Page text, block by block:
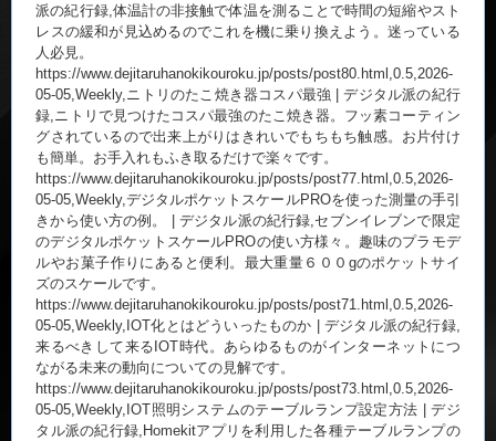
派の紀行録,体温計の非接触で体温を測ることで時間の短縮やスト
レスの緩和が見込めるのでこれを機に乗り換えよう。迷っている
人必見。
https://www.dejitaruhanokikouroku.jp/posts/post80.html,0.5,2026-
05-05,Weekly,ニトリのたこ焼き器コスパ最強 | デジタル派の紀行
録,ニトリで見つけたコスパ最強のたこ焼き器。フッ素コーティン
グされているので出来上がりはきれいでもちもち触感。お片付け
も簡単。お手入れもふき取るだけで楽々です。
https://www.dejitaruhanokikouroku.jp/posts/post77.html,0.5,2026-
05-05,Weekly,デジタルポケットスケールPROを使った測量の手引
きから使い方の例。 | デジタル派の紀行録,セブンイレブンで限定
のデジタルポケットスケールPROの使い方様々。趣味のプラモデ
ルやお菓子作りにあると便利。最大重量６００gのポケットサイ
ズのスケールです。
https://www.dejitaruhanokikouroku.jp/posts/post71.html,0.5,2026-
05-05,Weekly,IOT化とはどういったものか | デジタル派の紀行録,
来るべきして来るIOT時代。あらゆるものがインターネットにつ
ながる未来の動向についての見解です。
https://www.dejitaruhanokikouroku.jp/posts/post73.html,0.5,2026-
05-05,Weekly,IOT照明システムのテーブルランプ設定方法 | デジ
タル派の紀行録,Homekitアプリを利用した各種テーブルランプの